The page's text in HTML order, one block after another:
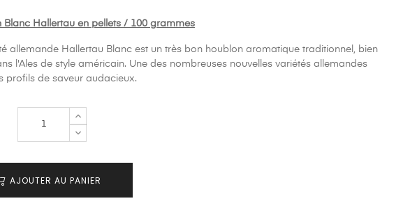
Blanc Hallertau en pellets / 100 grammes
allemande Hallertau Blanc est un très bon houblon aromatique traditionnel, bien
l'Ales de style américain. Une des nombreuses nouvelles variétés allemandes
profils de saveur audacieux.
AJOUTER AU PANIER